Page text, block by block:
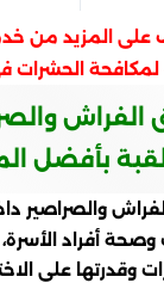
على المزيد من
لمكافحة
الفراش
بأفضل
والصراصير
وصحة أفراد
وقدرتها على